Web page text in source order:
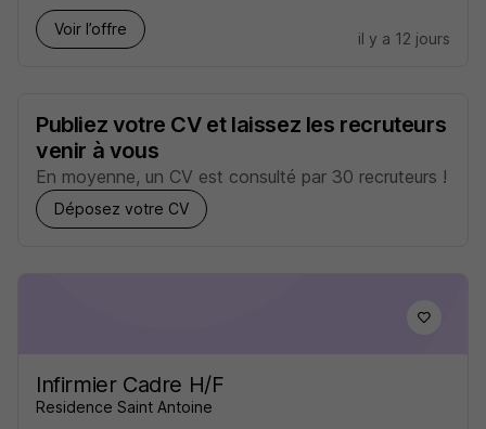
Voir l’offre
il y a 12 jours
Publiez votre CV et laissez les recruteurs
venir à vous
En moyenne, un CV est consulté par 30 recruteurs !
Déposez votre CV
Infirmier Cadre H/F
Residence Saint Antoine